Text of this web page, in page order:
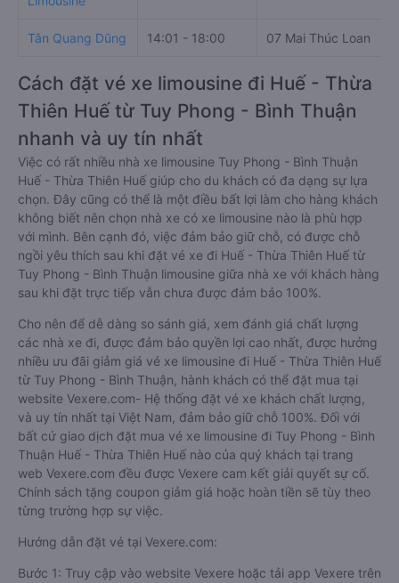
Tân Quang Dũng 14:01 - 18:00 07 Mai Thúc Loan
Cách đặt vé xe limousine đi Huế - Thừa
Thiên Huế từ Tuy Phong - Bình Thuận
nhanh và uy tín nhất
Việc có rất nhiều nhà xe limousine Tuy Phong - Bình Thuận
Huế - Thừa Thiên Huế giúp cho du khách có đa dạng sự lựa
chọn. Đây cũng có thể là một điều bất lợi làm cho hàng khách
không biết nên chọn nhà xe có xe limousine nào là phù hợp
với mình. Bên cạnh đó, việc đảm bảo giữ chỗ, có được chỗ
ngồi yêu thích sau khi đặt vé xe đi Huế - Thừa Thiên Huế từ
Tuy Phong - Bình Thuận limousine giữa nhà xe với khách hàng
sau khi đặt trực tiếp vẫn chưa được đảm bảo 100%.
Cho nên để dễ dàng so sánh giá, xem đánh giá chất lượng
các nhà xe đi, được đảm bảo quyền lợi cao nhất, được hưởng
nhiều ưu đãi giảm giá vé xe limousine đi Huế - Thừa Thiên Huế
từ Tuy Phong - Bình Thuận, hành khách có thể đặt mua tại
website Vexere.com- Hệ thống đặt vé xe khách chất lượng,
và uy tín nhất tại Việt Nam, đảm bảo giữ chỗ 100%. Đối với
bất cứ giao dịch đặt mua vé xe limousine đi Tuy Phong - Bình
Thuận Huế - Thừa Thiên Huế nào của quý khách tại trang
web Vexere.com đều được Vexere cam kết giải quyết sự cố.
Chính sách tặng coupon giảm giá hoặc hoàn tiền sẽ tùy theo
từng trường hợp sự việc.
Hướng dẫn đặt vé tại Vexere.com:
Bước 1: Truy cập vào website Vexere hoặc tải app Vexere trên